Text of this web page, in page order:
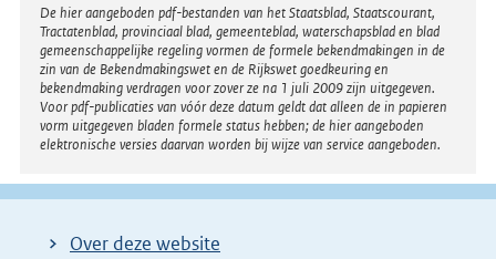
Disclaimer
De hier aangeboden pdf-bestanden van het Staatsblad, Staatscourant,
Tractatenblad, provinciaal blad, gemeenteblad, waterschapsblad en blad
gemeenschappelijke regeling vormen de formele bekendmakingen in de
zin van de Bekendmakingswet en de Rijkswet goedkeuring en
bekendmaking verdragen voor zover ze na 1 juli 2009 zijn uitgegeven.
Voor pdf-publicaties van vóór deze datum geldt dat alleen de in papieren
vorm uitgegeven bladen formele status hebben; de hier aangeboden
elektronische versies daarvan worden bij wijze van service aangeboden.
Over deze website